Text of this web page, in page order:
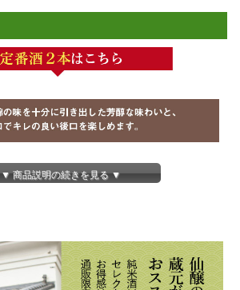
▼ 商品説明の続きを見る ▼